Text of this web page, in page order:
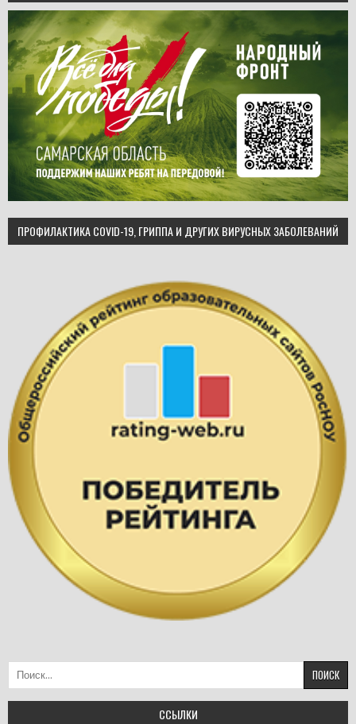
ПРОФИЛАКТИКА COVID-19, ГРИППА И ДРУГИХ ВИРУСНЫХ ЗАБОЛЕВАНИЙ
Найти:
ССЫЛКИ